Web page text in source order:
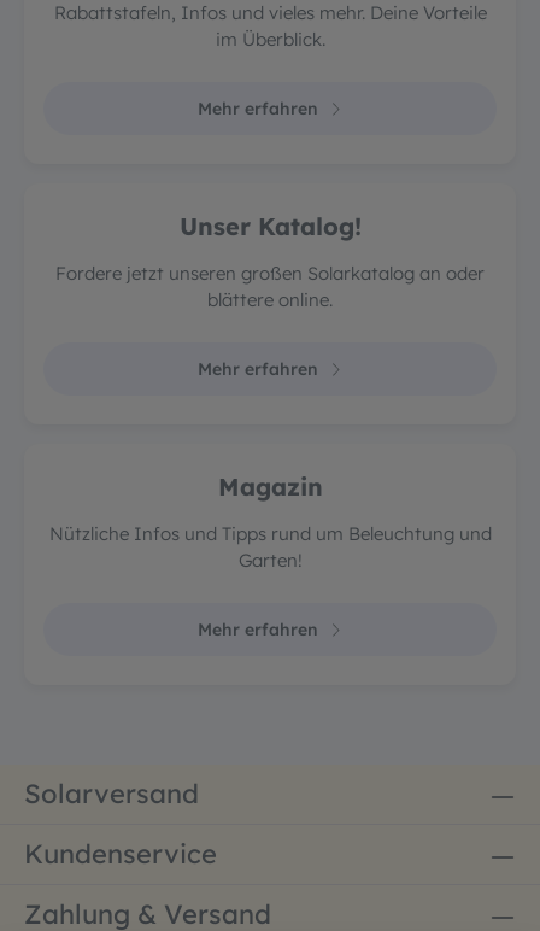
Rabattstafeln, Infos und vieles mehr. Deine Vorteile
im Überblick.
Mehr erfahren
Unser Katalog!
Fordere jetzt unseren großen Solarkatalog an oder
blättere online.
Mehr erfahren
Magazin
Nützliche Infos und Tipps rund um Beleuchtung und
Garten!
Mehr erfahren
Solarversand
Kundenservice
Zahlung & Versand